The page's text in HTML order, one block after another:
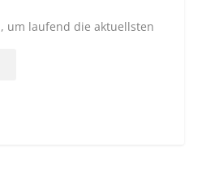
um laufend die aktuellsten